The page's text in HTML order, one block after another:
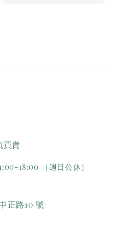
買賣
18:00 （週日公休）
正路10 號